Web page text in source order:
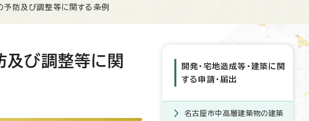
防及び調整等に関する条例
び調整等に関
開発・宅地造成等・建築に関
する申請・届出
名古屋市中高層建築物の建築